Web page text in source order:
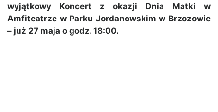
wyjątkowy Koncert z okazji Dnia Matki w
Amfiteatrze w Parku Jordanowskim w Brzozowie
– już 27 maja o godz. 18:00.